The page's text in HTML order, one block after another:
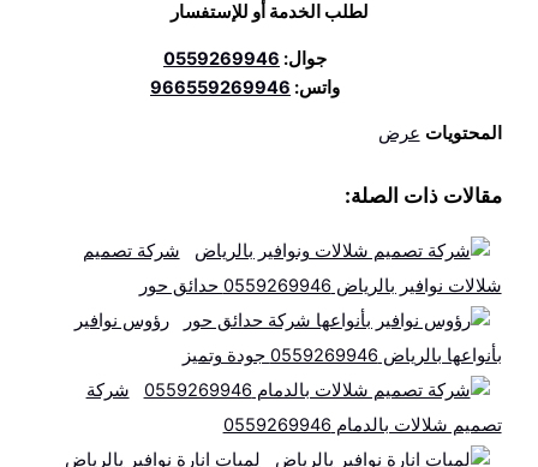
لطلب الخدمة أو للإستفسار
جوال: 0559269946
واتس: 966559269946
المحتويات عرض
مقالات ذات الصلة:
شركة تصميم
شلالات نوافير بالرياض 0559269946 حدائق حور
رؤوس نوافير
بأنواعها بالرياض 0559269946 جودة وتميز
شركة
تصميم شلالات بالدمام 0559269946
لمبات انارة نوافير بالرياض